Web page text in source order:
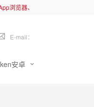
浏览器、
E-mail：
安卓